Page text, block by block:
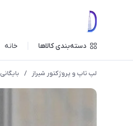
دسته‌بندی کالاها خانه
لپ تاپ و پروژکتور شیراز /